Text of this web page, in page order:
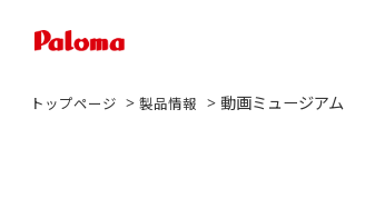
トップページ >製品情報 > 動画ミュージアム